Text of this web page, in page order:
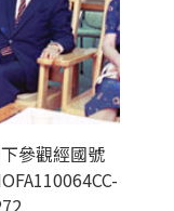
參觀經國號